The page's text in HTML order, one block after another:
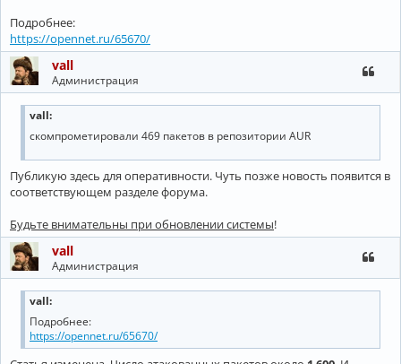
Подробнее:
https://opennet.ru/65670/
vall
Администрация
vall:
скомпрометировали 469 пакетов в репозитории AUR
Публикую здесь для оперативности. Чуть позже новость появится в
соответствующем разделе форума.
Будьте внимательны при обновлении системы!
vall
Администрация
vall:
Подробнее:
https://opennet.ru/65670/